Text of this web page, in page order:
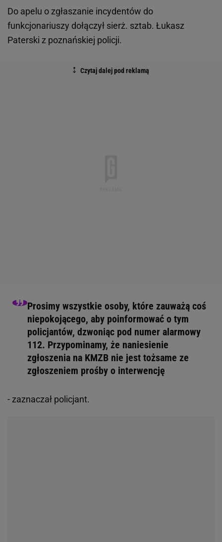
Do apelu o zgłaszanie incydentów do
funkcjonariuszy dołączył sierż. sztab. Łukasz
Paterski z poznańskiej policji.
Prosimy wszystkie osoby, które zauważą coś
niepokojącego, aby poinformować o tym
policjantów, dzwoniąc pod numer alarmowy
112. Przypominamy, że naniesienie
zgłoszenia na KMZB nie jest tożsame ze
zgłoszeniem prośby o interwencję
- zaznaczał policjant.